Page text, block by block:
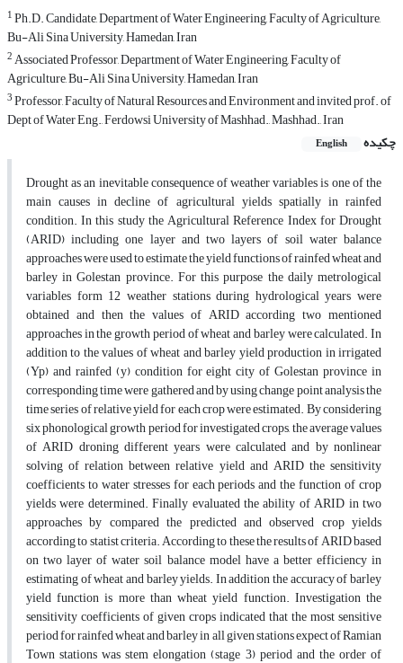
1Ph.D. Candidate, Department of Water Engineering, Faculty of Agriculture,
Bu-Ali Sina University, Hamedan, Iran
2Associated Professor, Department of Water Engineering, Faculty of
Agriculture, Bu-Ali Sina University, Hamedan, Iran
3Professor, Faculty of Natural Resources and Environment and invited prof. of
Dept of Water Eng., Ferdowsi University of Mashhad., Mashhad., Iran
چکیده
English
Drought as an inevitable consequence of weather variables is one of the
main causes in decline of agricultural yields spatially in rainfed
condition. In this study the Agricultural Reference Index for Drought
(ARID) including one layer and two layers of soil water balance
approaches were used to estimate the yield functions of rainfed wheat and
barley in Golestan province. For this purpose the daily metrological
variables form 12 weather stations during hydrological years were
obtained and then the values of ARID according two mentioned
approaches in the growth period of wheat and barley were calculated. In
addition to the values of wheat and barley yield production in irrigated
(Yp) and rainfed (y) condition for eight city of Golestan province in
corresponding time were gathered and by using change point analysis the
time series of relative yield for each crop were estimated. By considering
six phonological growth period for investigated crops, the average values
of ARID droning different years were calculated and by nonlinear
solving of relation between relative yield and ARID the sensitivity
coefficients to water stresses for each periods and the function of crop
yields were determined. Finally evaluated the ability of ARID in two
approaches by compared the predicted and observed crop yields
according to statist criteria. According to these the results of ARID based
on two layer of water soil balance model have a better efficiency in
estimating of wheat and barley yields. In addition the accuracy of barley
yield function is more than wheat yield function. Investigation the
sensitivity coefficients of given crops indicated that the most sensitive
period for rainfed wheat and barley in all given stations expect of Ramian
Town stations was stem elongation (stage 3) period and the order of